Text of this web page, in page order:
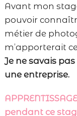
Avant mon
pouvoir
métier de
m’apporterait
Je ne savais
une entreprise.
pendant ce